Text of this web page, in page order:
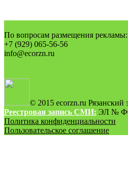
По вопросам размещения рекламы:
+7 (929) 065-56-56
info@ecorzn.ru
© 2015 ecorzn.ru Рязанский
Реестровая запись СМИ: ЭЛ № ФС
Политика конфиденциальности
Пользовательское соглашение